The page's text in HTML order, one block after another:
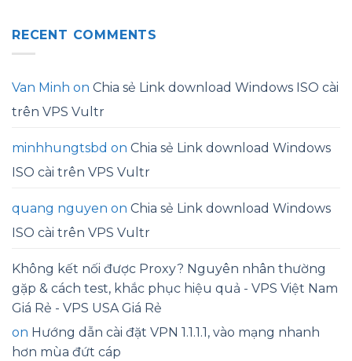
RECENT COMMENTS
Van Minh on Chia sẻ Link download Windows ISO cài
trên VPS Vultr
minhhungtsbd on Chia sẻ Link download Windows
ISO cài trên VPS Vultr
quang nguyen on Chia sẻ Link download Windows
ISO cài trên VPS Vultr
Không kết nối được Proxy? Nguyên nhân thường
gặp & cách test, khắc phục hiệu quả - VPS Việt Nam
Giá Rẻ - VPS USA Giá Rẻ
on Hướng dẫn cài đặt VPN 1.1.1.1, vào mạng nhanh
hơn mùa đứt cáp